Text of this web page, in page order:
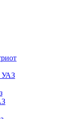
УАЗ